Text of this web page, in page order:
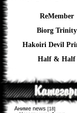
ReMember
Biorg Trinity
Hakoiri Devil
Half & Half
Аниме news [18]